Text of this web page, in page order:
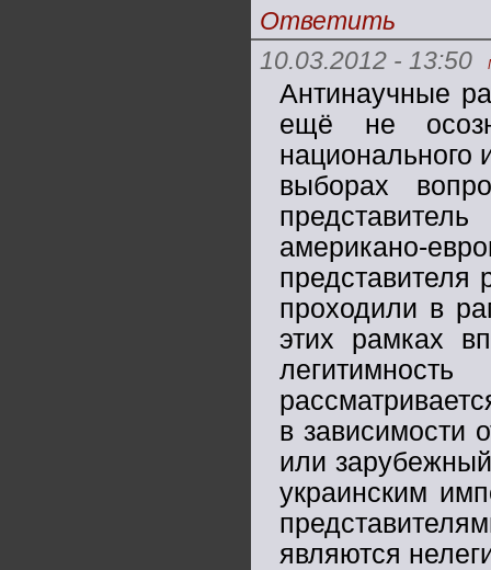
Ответить
10.03.2012 - 13:50
Антинаучные
ещё не
национального
выборах
американо-
представителя
проходили в
этих рамках
в зависимости
или
украинским
являются